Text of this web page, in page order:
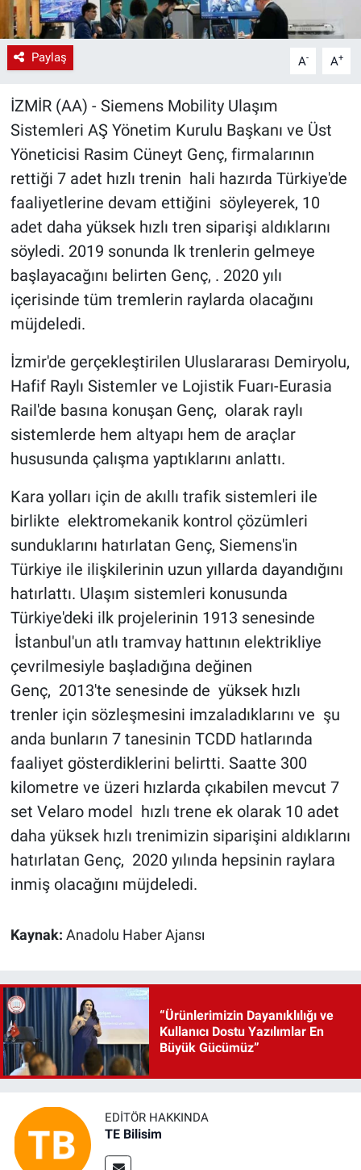
Paylaş A- A+
İZMİR (AA) - Siemens Mobility Ulaşım
Sistemleri AŞ Yönetim Kurulu Başkanı ve Üst
Yöneticisi Rasim Cüneyt Genç, firmalarının
rettiği 7 adet hızlı trenin hali hazırda Türkiye'de
faaliyetlerine devam ettiğini söyleyerek, 10
adet daha yüksek hızlı tren siparişi aldıklarını
söyledi. 2019 sonunda lk trenlerin gelmeye
başlayacağını belirten Genç, . 2020 yılı
içerisinde tüm tremlerin raylarda olacağını
müjdeledi.
İzmir'de gerçekleştirilen Uluslararası Demiryolu,
Hafif Raylı Sistemler ve Lojistik Fuarı-Eurasia
Rail'de basına konuşan Genç, olarak raylı
sistemlerde hem altyapı hem de araçlar
hususunda çalışma yaptıklarını anlattı.
Kara yolları için de akıllı trafik sistemleri ile
birlikte elektromekanik kontrol çözümleri
sunduklarını hatırlatan Genç, Siemens'in
Türkiye ile ilişkilerinin uzun yıllarda dayandığını
hatırlattı. Ulaşım sistemleri konusunda
Türkiye'deki ilk projelerinin 1913 senesinde
İstanbul'un atlı tramvay hattının elektrikliye
çevrilmesiyle başladığına değinen
Genç, 2013'te senesinde de yüksek hızlı
trenler için sözleşmesini imzaladıklarını ve şu
anda bunların 7 tanesinin TCDD hatlarında
faaliyet gösterdiklerini belirtti. Saatte 300
kilometre ve üzeri hızlarda çıkabilen mevcut 7
set Velaro model hızlı trene ek olarak 10 adet
daha yüksek hızlı trenimizin siparişini aldıklarını
hatırlatan Genç, 2020 yılında hepsinin raylara
inmiş olacağını müjdeledi.
Kaynak: Anadolu Haber Ajansı
“Ürünlerimizin Dayanıklılığı ve
Kullanıcı Dostu Yazılımlar En
Büyük Gücümüz”
EDITÖR HAKKINDA
TE Bilisim